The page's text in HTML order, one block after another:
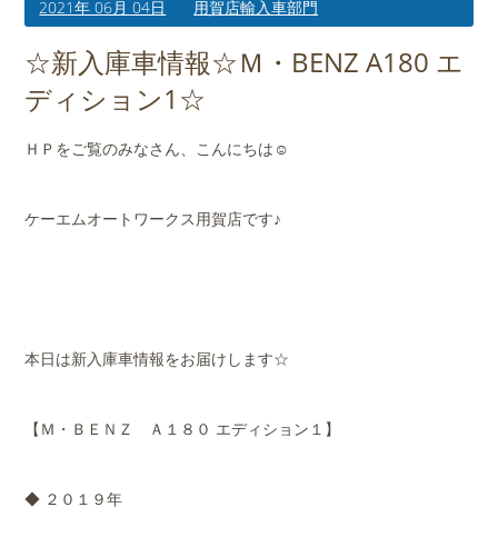
買取査定のご案内
店舗案内
2021年 06月 04日 用賀店輸入車部門
☆新入庫車情報☆Ｍ・BENZ A180 エ
ディション1☆
ＨＰをご覧のみなさん、こんにちは☺
ケーエムオートワークス用賀店です♪
本日は新入庫車情報をお届けします☆
【Ｍ・ＢＥＮＺ Ａ１８０ エディション１】
◆ ２０１９年